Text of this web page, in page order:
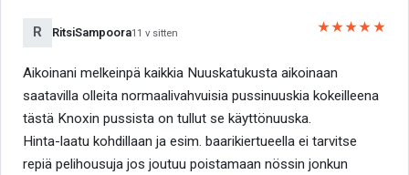
R RitsiSampoora11 v sitten ★★★★★
Aikoinani melkeinpä kaikkia Nuuskatukusta aikoinaan
saatavilla olleita normaalivahvuisia pussinuuskia kokeilleena
tästä Knoxin pussista on tullut se käyttönuuska.
Hinta-laatu kohdillaan ja esim. baarikiertueella ei tarvitse
repiä pelihousuja jos joutuu poistamaan nössin jonkun